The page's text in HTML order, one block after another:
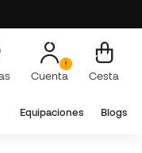
Cuenta Cesta
Equipaciones Blogs